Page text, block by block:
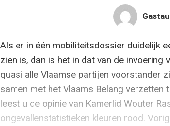
Als er in één mobiliteitsdossier duidelijk
zien is, dan is het in dat van de invoering
quasi alle Vlaamse partijen voorstander
samen met het Vlaams Belang verzetten
leest u de opinie van Kamerlid Wouter
ongevallenstatistieken kleuren rood.